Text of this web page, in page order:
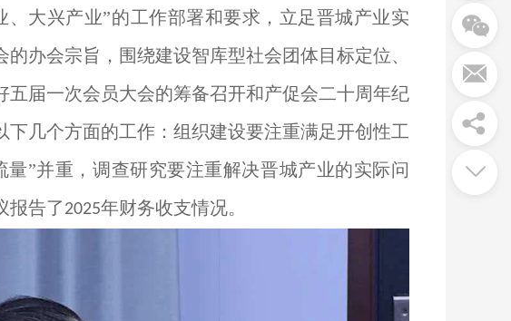
大兴产业”的工作部署和要求，立足晋城产业实
办会宗旨，围绕建设智库型社会团体目标定位、
届一次会员大会的筹备召开和产促会二十周年纪
几个方面的工作：组织建设要注重满足开创性工
”并重，调查研究要注重解决晋城产业的实际问
报告了 2025年财务收支情况。